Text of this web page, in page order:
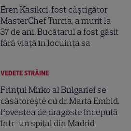
Eren Kasikci, fost câștigător
MasterChef Turcia, a murit la
37 de ani. Bucătarul a fost găsit
fără viață în locuința sa
VEDETE STRĂINE
Prințul Mirko al Bulgariei se
căsătorește cu dr. Marta Embid.
Povestea de dragoste începută
într-un spital din Madrid